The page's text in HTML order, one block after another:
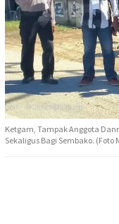
Ketgam, Tampak Anggota
Sekaligus Bagi Sembako. (Foto